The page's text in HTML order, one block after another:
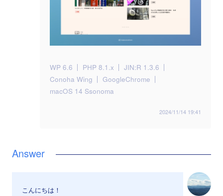
WP 6.6 PHP 8.1.x
JIN:R 1.3.6
Conoha Wing
GoogleChrome
macOS 14 Ssonoma
2024/11/14 19:41
こんにちは！